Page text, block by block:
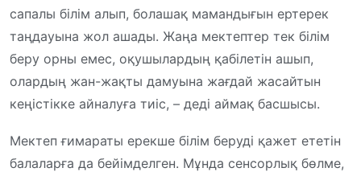
сапалы білім алып, болашақ мамандығын ертерек
таңдауына жол ашады. Жаңа мектептер тек білім
беру орны емес, оқушылардың қабілетін ашып,
олардың жан-жақты дамуына жағдай жасайтын
кеңістікке айналуға тиіс, – деді аймақ басшысы.
Мектеп ғимараты ерекше білім беруді қажет ететін
балаларға да бейімделген. Мұнда сенсорлық бөлме,